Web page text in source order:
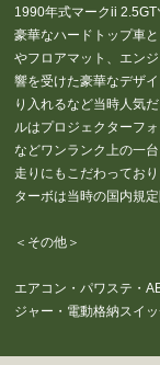
1990年式マークii
豪華なハードトップ車
やフロアマット、エン
響を受けた豪華なデザ
り入れるなど当時人気
ルはプロジェクターフ
などワンランク上の一
走りにもこだわってお
ターボは当時の国内規
＜その他＞
エアコン・パワステ・
ジャー・電動格納スイ